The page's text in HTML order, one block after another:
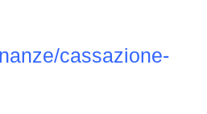
cassazione-